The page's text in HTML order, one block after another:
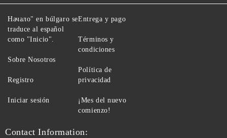
Начало" en búlgaro se
traduce al español
como "Inicio".
Sobre Nosotros
Registro
Iniciar sesión
Entrega y pago
Términos y
condiciones
Política de
privacidad
¡Mes del nuevo
comienzo!
Contact Information: